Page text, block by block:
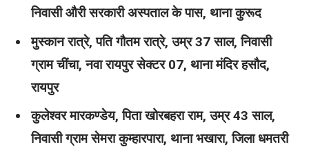
निवासी औरी सरकारी अस्पताल के पास, थाना कुरूद
मुस्कान रात्रे, पति गौतम रात्रे, उम्र 37 साल, निवासी
ग्राम चींचा, नवा रायपुर सेक्टर 07, थाना मंदिर हसौद,
रायपुर
कुलेश्वर मारकण्डेय, पिता खोरबहरा राम, उम्र 43 साल,
निवासी ग्राम सेमरा कुम्हारपारा, थाना भखारा, जिला धमतरी